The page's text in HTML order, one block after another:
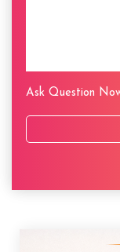
Ask Question Now